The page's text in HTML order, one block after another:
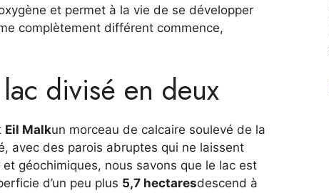
et permet à la vie de se développer
complètement différent commence,
divisé en deux
Eil Malkun morceau de calcaire soulevé de la
avec des parois abruptes qui ne laissent
géochimiques, nous savons que le lac est
d’un peu plus 5,7 hectaresdescend à